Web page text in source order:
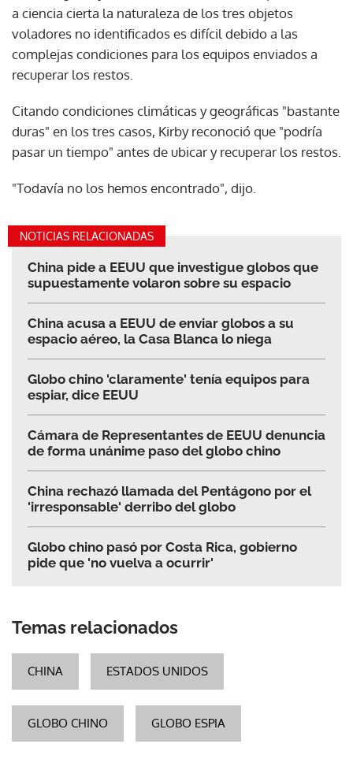
a ciencia cierta la naturaleza de los tres objetos
voladores no identificados es difícil debido a las
complejas condiciones para los equipos enviados a
recuperar los restos.
Citando condiciones climáticas y geográficas "bastante
duras" en los tres casos, Kirby reconoció que "podría
pasar un tiempo" antes de ubicar y recuperar los restos.
"Todavía no los hemos encontrado", dijo.
NOTICIAS RELACIONADAS
China pide a EEUU que investigue globos que
supuestamente volaron sobre su espacio
China acusa a EEUU de enviar globos a su
espacio aéreo, la Casa Blanca lo niega
Globo chino 'claramente' tenía equipos para
espiar, dice EEUU
Cámara de Representantes de EEUU denuncia
de forma unánime paso del globo chino
China rechazó llamada del Pentágono por el
'irresponsable' derribo del globo
Globo chino pasó por Costa Rica, gobierno
pide que 'no vuelva a ocurrir'
Temas relacionados
CHINA ESTADOS UNIDOS
GLOBO CHINO GLOBO ESPIA